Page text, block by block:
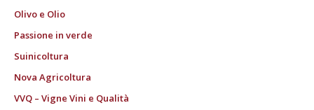
Olivo e Olio
Passione in verde
Suinicoltura
Nova Agricoltura
VVQ – Vigne Vini e Qualità